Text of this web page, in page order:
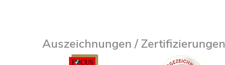
Auszeichnungen / Zertifizierungen